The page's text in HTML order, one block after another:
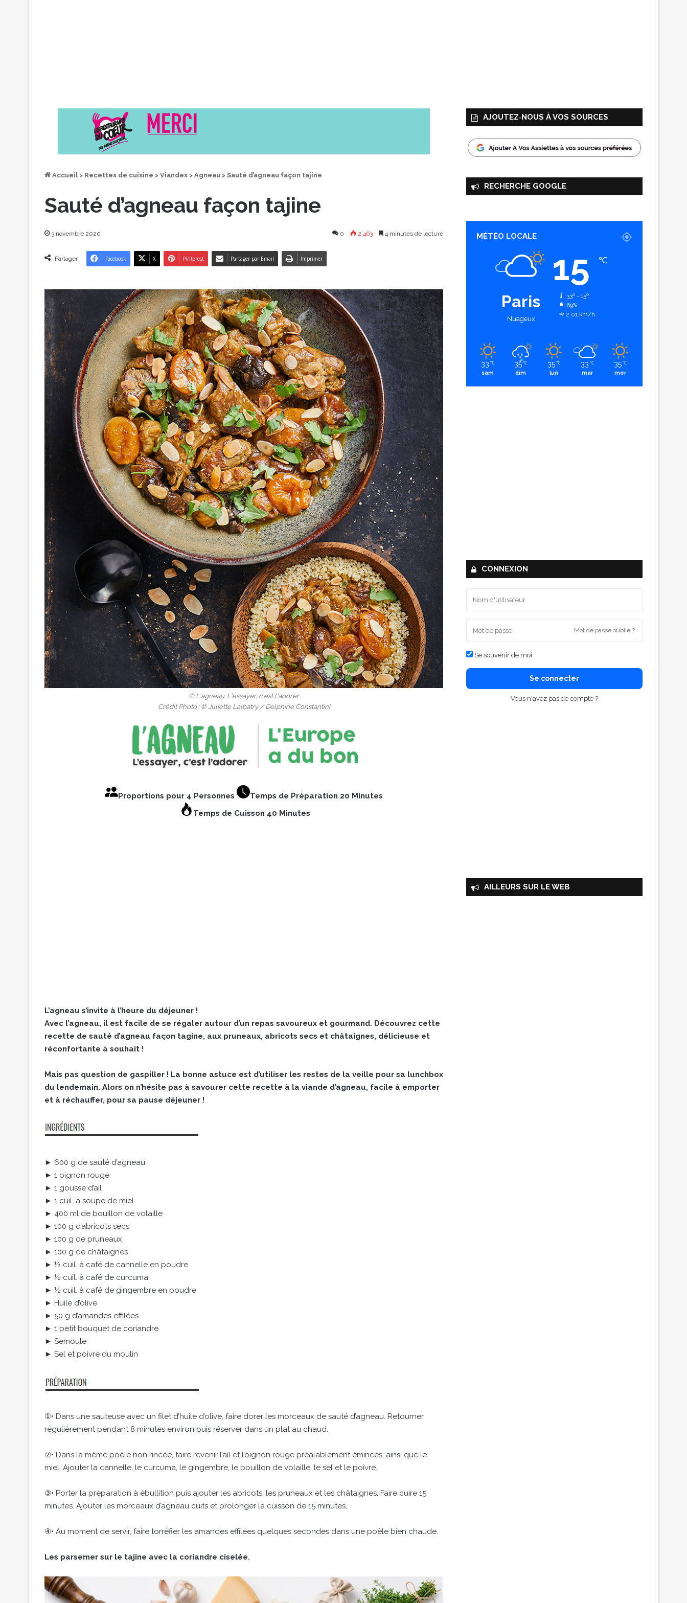
Accueil > Recettes de cuisine > Viandes > Agneau > Sauté d’agneau façon tajine
Sauté d’agneau façon tajine
3 novembre 2020 0 2 463 4 minutes de lecture
Partager Facebook X Pinterest Partager par Email Imprimer
© L'agneau. L'essayer, c'est l'adorer
Crédit Photo : © Juliette Lalbatry / Delphine Constantini
Proportions pour 4 Personnes
Temps de Préparation 20 Minutes
Temps de Cuisson 40 Minutes
L’agneau s’invite à l’heure du déjeuner !
Avec l’agneau, il est facile de se régaler autour d’un repas savoureux et gourmand. Découvrez cette
recette de sauté d’agneau façon tagine, aux pruneaux, abricots secs et châtaignes, délicieuse et
réconfortante à souhait !
Mais pas question de gaspiller ! La bonne astuce est d’utiliser les restes de la veille pour sa lunchbox
du lendemain. Alors on n’hésite pas à savourer cette recette à la viande d’agneau, facile à emporter
et à réchauffer, pour sa pause déjeuner !
► 600 g de sauté d’agneau
► 1 oignon rouge
► 1 gousse d’ail
► 1 cuil. à soupe de miel
► 400 ml de bouillon de volaille
► 100 g d’abricots secs
► 100 g de pruneaux
► 100 g de châtaignes
► ½ cuil. à café de cannelle en poudre
► ½ cuil. à café de curcuma
► ½ cuil. à café de gingembre en poudre
► Huile d’olive
► 50 g d’amandes effilées
► 1 petit bouquet de coriandre
► Semoule
► Sel et poivre du moulin
①• Dans une sauteuse avec un filet d’huile d’olive, faire dorer les morceaux de sauté d’agneau. Retourner
régulièrement pendant 8 minutes environ puis réserver dans un plat au chaud.
②• Dans la même poêle non rincée, faire revenir l’ail et l’oignon rouge préalablement émincés, ainsi que le
miel. Ajouter la cannelle, le curcuma, le gingembre, le bouillon de volaille, le sel et le poivre.
③• Porter la préparation à ébullition puis ajouter les abricots, les pruneaux et les châtaignes. Faire cuire 15
minutes. Ajouter les morceaux d’agneau cuits et prolonger la cuisson de 15 minutes.
④• Au moment de servir, faire torréfier les amandes effilées quelques secondes dans une poêle bien chaude.
Les parsemer sur le tajine avec la coriandre ciselée.
AJOUTEZ‑NOUS À VOS SOURCES
RECHERCHE GOOGLE
MÉTÉO LOCALE
Paris
Nuageux
15 ℃
33º - 15º
69%
2.01 km/h
33 ℃
sam
35 ℃
dim
35 ℃
lun
33 ℃
mar
35 ℃
mer
CONNEXION
Mot de passe oublié ?
Se souvenir de moi
Se connecter
Vous n'avez pas de compte ?
AILLEURS SUR LE WEB